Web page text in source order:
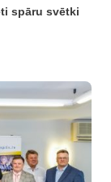
spāru svētki